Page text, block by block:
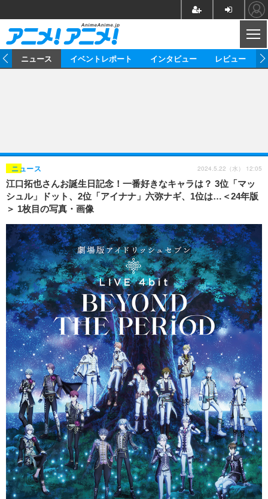
ゲーム グッズ
イベント
海外イベント ビジネス
俳優・タレント アーティスト
ビジネス
アニメ 実写
書評
ゲーム 座談会
動画
アニメ
アニメ！アニメ！TV ABEMA Cafe
連載・コラム
ニュース イベントレポート インタビュー レビュー
江口拓也さんお誕生日記念！一番好きなキャラは？ 3位「マッ
シュル」ドット、2位「アイナナ」六弥ナギ、1位は…＜24年版
＞ 1枚目の写真・画像
ニュース 2024.5.22（水） 12:05